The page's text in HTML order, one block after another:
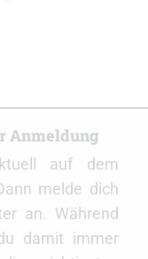
Anmeldung
auf dem
melde dich
an. Während
damit immer